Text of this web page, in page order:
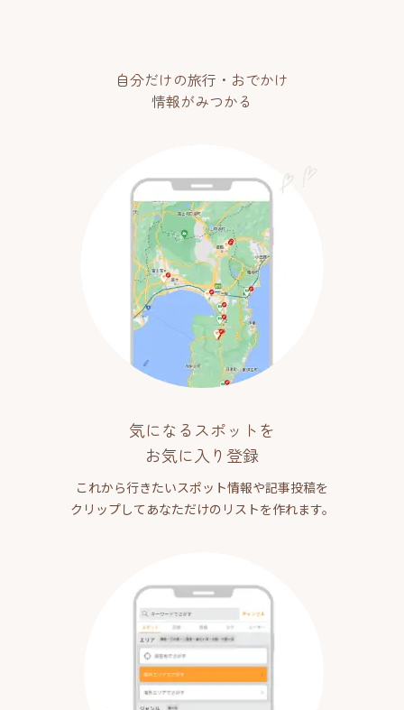
自分だけの旅行・おでかけ
情報がみつかる
気になるスポットを
お気に入り登録
これから行きたいスポット情報や記事投稿を
クリップしてあなただけのリストを作れます。